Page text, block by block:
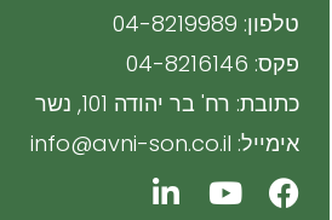
טלפון: 04-8219989
פקס: 04-8216146
כתובת: רח' בר יהודה 101, נשר
אימייל: info@avni-son.co.il